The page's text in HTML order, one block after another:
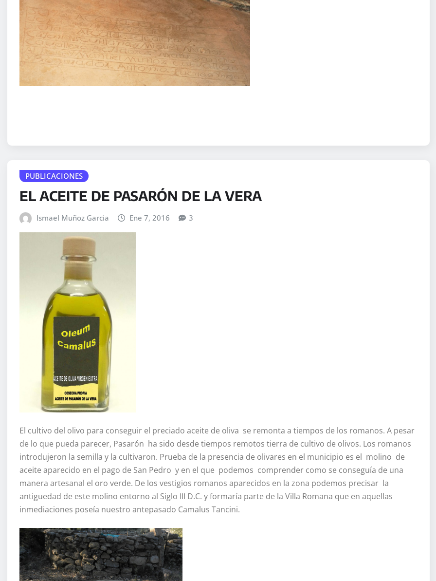
PUBLICACIONES
EL ACEITE DE PASARÓN DE LA VERA
Ismael Muñoz Garcia Ene 7, 2016 3
El cultivo del olivo para conseguir el preciado aceite de oliva se remonta a tiempos de los romanos. A pesar
de lo que pueda parecer, Pasarón ha sido desde tiempos remotos tierra de cultivo de olivos. Los romanos
introdujeron la semilla y la cultivaron. Prueba de la presencia de olivares en el municipio es el molino de
aceite aparecido en el pago de San Pedro y en el que podemos comprender como se conseguía de una
manera artesanal el oro verde. De los vestigios romanos aparecidos en la zona podemos precisar la
antiguedad de este molino entorno al Siglo III D.C. y formaría parte de la Villa Romana que en aquellas
inmediaciones poseía nuestro antepasado Camalus Tancini.